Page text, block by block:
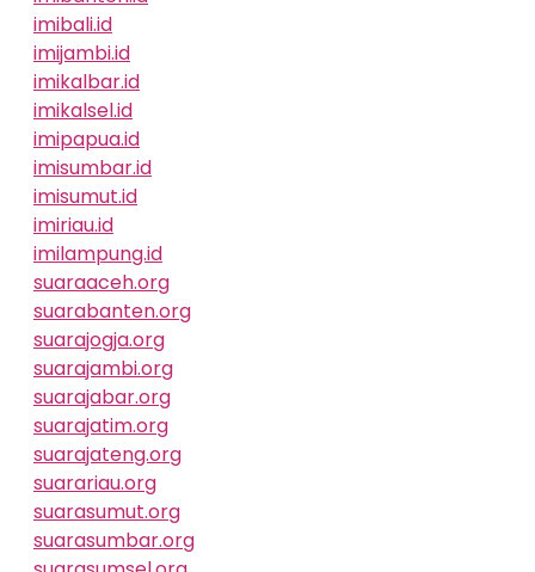
imibali.id
imijambi.id
imikalbar.id
imikalsel.id
imipapua.id
imisumbar.id
imisumut.id
imiriau.id
imilampung.id
suaraaceh.org
suarabanten.org
suarajogja.org
suarajambi.org
suarajabar.org
suarajatim.org
suarajateng.org
suarariau.org
suarasumut.org
suarasumbar.org